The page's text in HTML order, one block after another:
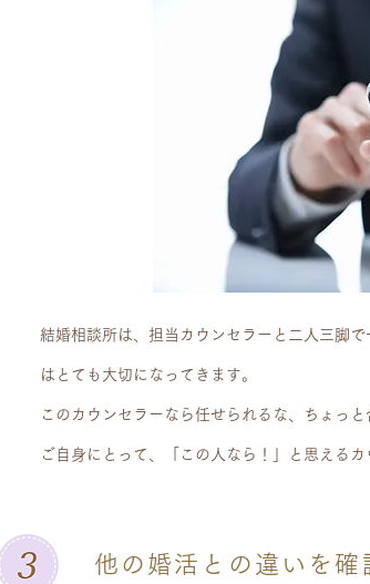
結婚相談所は、担当カウンセラーと二人三脚
はとても大切になってきます。
このカウンセラーなら任せられるな、ちょっ
ご自身にとって、「この人なら！」と思える
他の婚活との違いを確